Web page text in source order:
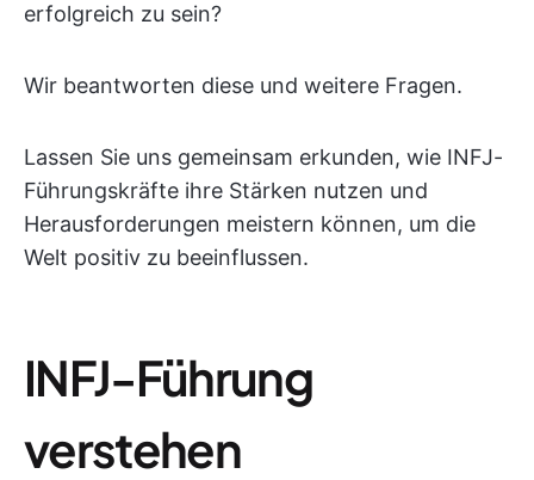
erfolgreich zu sein?
Wir beantworten diese und weitere Fragen.
Lassen Sie uns gemeinsam erkunden, wie INFJ-
Führungskräfte ihre Stärken nutzen und
Herausforderungen meistern können, um die
Welt positiv zu beeinflussen.
INFJ-Führung
verstehen